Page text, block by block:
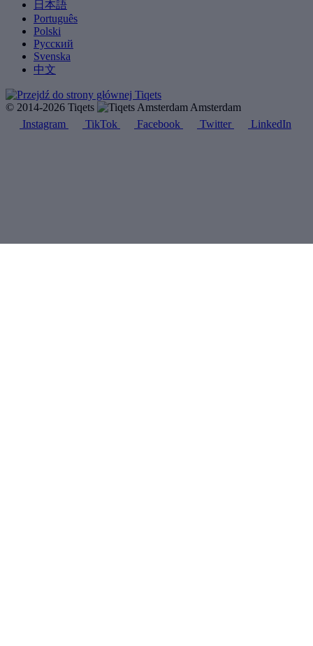
日本語
Português
Polski
Русский
Svenska
中文
© 2014-2026 Tiqets
Amsterdam
Instagram
TikTok Facebook Twitter LinkedIn